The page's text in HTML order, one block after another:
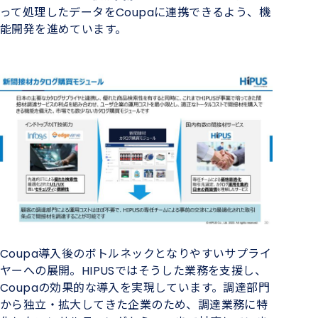
って処理したデータをCoupaに連携できるよう、機
能開発を進めています。
Coupa導入後のボトルネックとなりやすいサプライ
ヤーへの展開。HIPUSではそうした業務を支援し、
Coupaの効果的な導入を実現しています。調達部門
から独立・拡大してきた企業のため、調達業務に特